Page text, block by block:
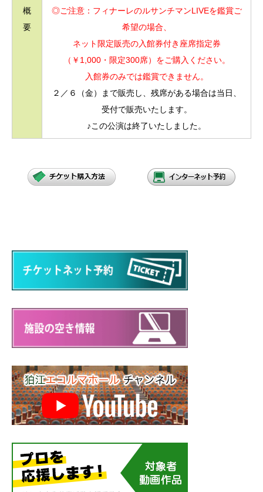
概
要
◎ご注意：フィナーレのルサンチマンLIVEを鑑賞ご
希望の場合、
ネット限定販売の入館券付き座席指定券
（￥1,000・限定300席）をご購入ください。
入館券のみでは鑑賞できません。
２／６（金）まで販売し、残席がある場合は当日、
受付で販売いたします。
♪この公演は終了いたしました。